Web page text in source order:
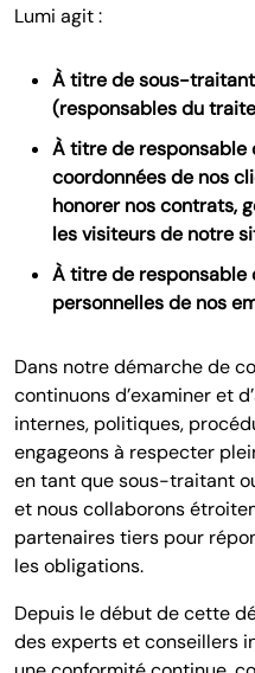
Lumi agit :
À titre de sous-
(responsables du
À titre de
coordonnées de nos
honorer nos contrats,
les visiteurs de notre
À titre de responsable
personnelles de nos
Dans notre démarche de
continuons d’examiner et
internes, politiques,
engageons à respecter
en tant que sous-traitant
et nous collaborons
partenaires tiers pour
les obligations.
Depuis le début de cette
des experts et conseillers